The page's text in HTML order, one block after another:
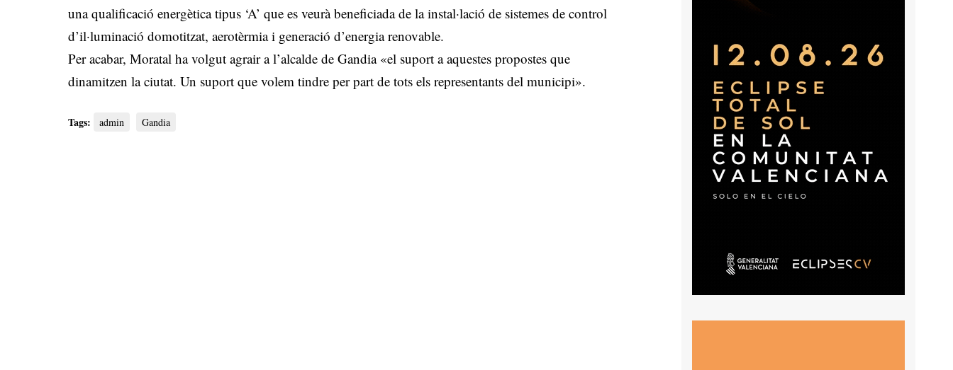
una qualificació energètica tipus ‘A’ que es veurà beneficiada de la instal·lació de sistemes de control
d’il·luminació domotitzat, aerotèrmia i generació d’energia renovable.
Per acabar, Moratal ha volgut agrair a l’alcalde de Gandia «el suport a aquestes propostes que
dinamitzen la ciutat. Un suport que volem tindre per part de tots els representants del municipi».
Tags: admin Gandia